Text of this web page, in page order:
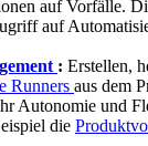
auf Vorfälle.
auf
: Erstellen,
Runners aus dem
Autonomie und
die